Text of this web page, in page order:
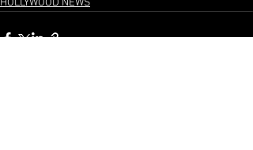
HOLLYWOOD NEWS